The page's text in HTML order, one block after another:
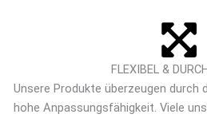
FLEXIBEL &
Unsere Produkte überzeugen durch
hohe Anpassungsfähigkeit. Viele